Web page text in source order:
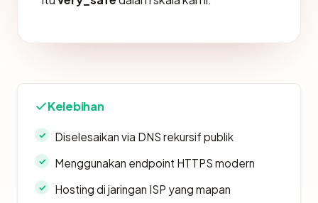
Kelebihan
Diselesaikan via DNS rekursif publik
Menggunakan endpoint HTTPS modern
Hosting di jaringan ISP yang mapan